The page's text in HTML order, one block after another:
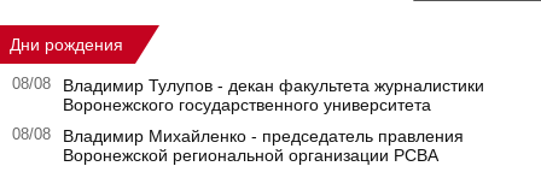
Дни рождения
08/08
Владимир Тулупов - декан факультета журналистики
Воронежского государственного университета
08/08
Владимир Михайленко - председатель правления
Воронежской региональной организации РСВА